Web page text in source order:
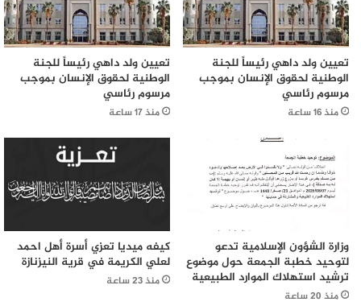
تعيين ولد داهي رئيساً للجنة
الوطنية لحقوق الإنسان بموجب
مرسوم رئاسي
منذ 16 ساعة
تعيين ولد داهي رئيساً للجنة
الوطنية لحقوق الإنسان بموجب
مرسوم رئاسي
منذ 17 ساعة
وزارة الشؤون الإسلامية تدعو
لتوحيد خطبة الجمعة حول موضوع
ترشيد استهلاك الموارد الطبيعية
منذ 20 ساعة
كيفه ميديا تعزي أسرة أهل احمد
لعلي الكريمة في قرية النيزنازة
منذ 23 ساعة